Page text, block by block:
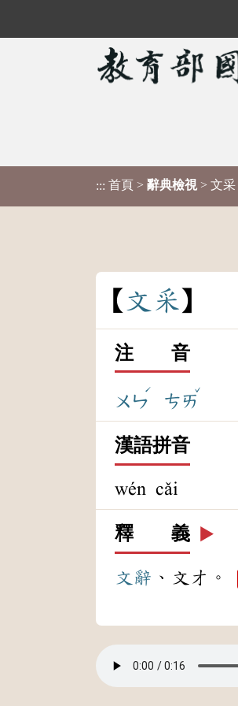
::: 首頁 > 辭典檢視 > 文采
文 采
注 音
ㄨㄣ
ˊ
ㄘㄞ
ˇ
漢語拼音
wén cǎi
釋 義 ▶️
文辭 、文才。